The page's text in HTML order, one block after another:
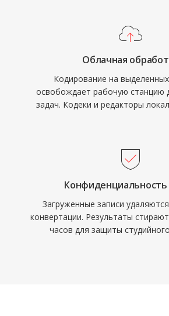
Облачная
Кодирование на
освобождает рабочую станцию
задач. Кодеки и редакторы
Конфиденциальность
Загруженные записи
конвертации. Результаты
часов для защиты